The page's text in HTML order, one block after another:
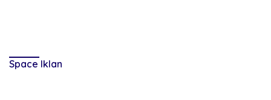
Space Iklan